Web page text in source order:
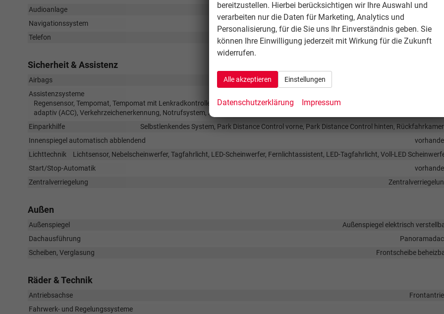
Audioanlage
Radio/MP3-Player, Radio, Schnittstelle USB, Digitalradio DAB,
Navigationssystem
Navigation, Navigation per
Telefon
Induktionsladen für
Sicherheit & Assistenz
Airbags
Fenster-/Kopfairbags Vorne,
Assistenzsysteme
Regensensor, Tempomat, Tempomat mit Lenkradkontrolle, Notbremsassistent (City-Safety), Berganfahrassistent, Abstandstempomat
adaptiv (ACC), Verkehrzeichenerkennung, Notrufsystem, Abstandswarner
Einparkhilfe
Selbstlenkendes System, Park Distance Control vorne, Park Distance Control hinten,
Innenspiegel automatisch abblendend
Lichttechnik
Lichtsensor, Nebelscheinwerfer, Tagfahrlicht, LED-Scheinwerfer, Fernlichtassistent, LED-Tagfahrlicht, Voll-LED
Start/Stop-Automatik
Zentralverriegelung
Außen
Außenspiegel
Außenspiegel elektrisch
Dachausführung
Scheiben, Verglasung
Frontscheibe
Räder & Technik
Antriebsachse
Fahrwerk- und Regelungssysteme
bereitzustellen. Hierbei berücksichtigen wir Ihre Auswahl und
verarbeiten nur die Daten für Marketing, Analytics und
Personalisierung, für die Sie uns Ihr Einverständnis geben. Sie
können Ihre Einwilligung jederzeit mit Wirkung für die Zukunft
widerrufen.
Alle akzeptieren Einstellungen
Datenschutzerklärung Impressum